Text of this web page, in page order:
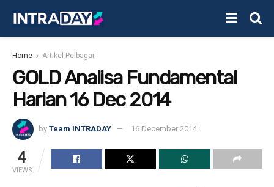
Home Artikel Pelbagai
GOLD Analisa Fundamental
Harian 16 Dec 2014
by Team INTRADAY 16 December 2014
4
VIEWS